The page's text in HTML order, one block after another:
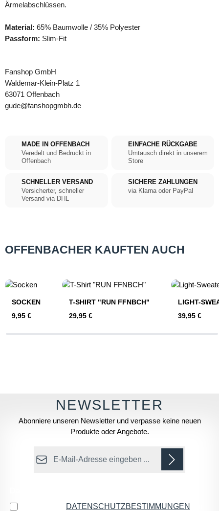
Ärmelabschlüssen.
Material: 65% Baumwolle / 35% Polyester
Passform: Slim-Fit
Fanshop GmbH
Waldemar-Klein-Platz 1
63071 Offenbach
gude@fanshopgmbh.de
MADE IN OFFENBACH
Veredelt und Bedruckt in
Offenbach
EINFACHE RÜCKGABE
Umtausch direkt in unserem
Store
SCHNELLER VERSAND
Versicherter, schneller
Versand via DHL
SICHERE ZAHLUNGEN
via Klarna oder PayPal
OFFENBACHER KAUFTEN AUCH
SOCKEN
Regulärer Preis:
9,95 €
T-SHIRT "RUN FFNBCH"
Regulärer Preis:
29,95 €
LIGHT-
Regulärer
39,95 €
Abonniere unseren Newsletter und verpasse keine neuen
Produkte oder Angebote.
E-Mail-Adresse*
DATENSCHUTZBESTIMMUNGEN